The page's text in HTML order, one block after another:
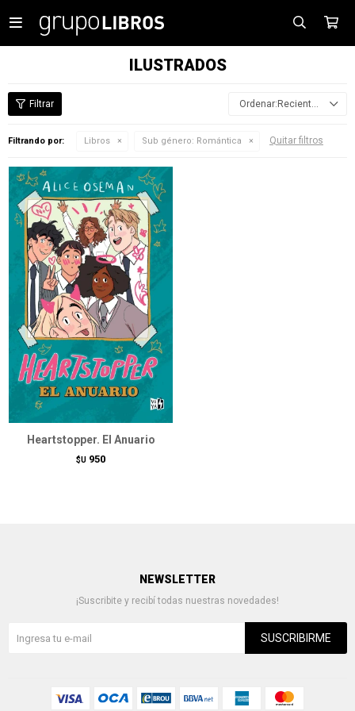

ILUSTRADOS
Recientes
Filtrando por: Libros Sub género: Romántica Quitar filtros
Heartstopper. El Anuario
$U 950
NEWSLETTER
¡Suscribite y recibí todas nuestras novedades!
SUSCRIBIRME